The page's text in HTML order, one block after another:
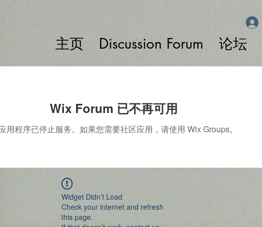
主页 Discussion Forum 论坛
Wix Forum 已不再可用
用程序已停止服务。如果您需要社区应用，请使用 Wix Groups。
Widget Didn’t Load
Check your internet and refresh
this page.